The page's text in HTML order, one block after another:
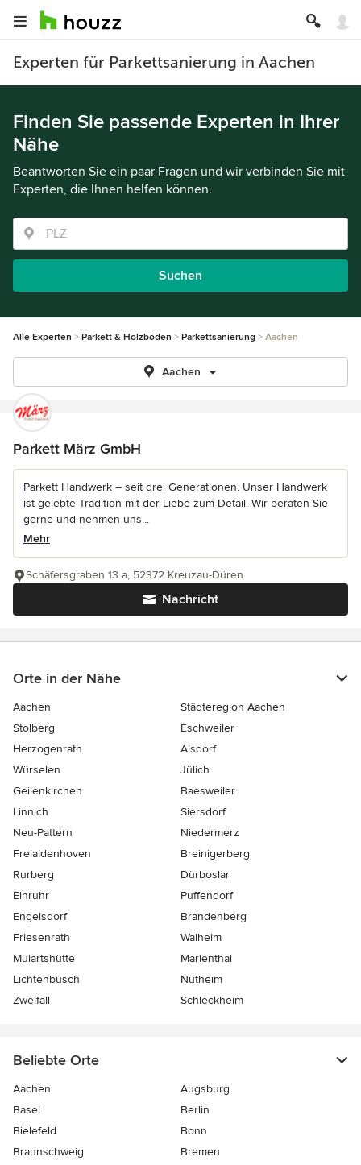
Experten für Parkettsanierung in Aachen
Finden Sie passende Experten in Ihrer
Nähe
Beantworten Sie ein paar Fragen und wir verbinden Sie mit
Experten, die Ihnen helfen können.
Suchen
Alle Experten Parkett & Holzböden Parkettsanierung Aachen
Aachen
Parkett März GmbH
Parkett Handwerk – seit drei Generationen. Unser Handwerk
ist gelebte Tradition mit der Liebe zum Detail. Wir beraten Sie
gerne und nehmen uns...
Mehr
Nachricht
Schäfersgraben 13 a, 52372 Kreuzau-Düren
Orte in der Nähe
Aachen
Städteregion Aachen
Stolberg
Eschweiler
Herzogenrath
Alsdorf
Würselen
Jülich
Geilenkirchen
Baesweiler
Linnich
Siersdorf
Neu-Pattern
Niedermerz
Freialdenhoven
Breinigerberg
Rurberg
Dürboslar
Einruhr
Puffendorf
Engelsdorf
Brandenberg
Friesenrath
Walheim
Mulartshütte
Marienthal
Lichtenbusch
Nütheim
Zweifall
Schleckheim
Beliebte Orte
Aachen
Augsburg
Basel
Berlin
Bielefeld
Bonn
Braunschweig
Bremen